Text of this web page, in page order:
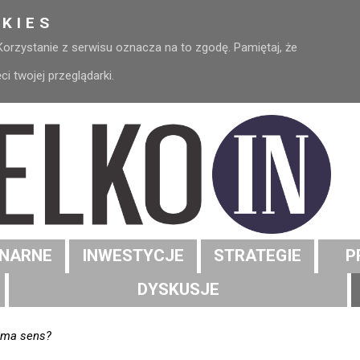
z serwisu oznacza na to zgodę. Pamiętaj, że
twojej przeglądarki.
INWESTYCJE STRATEGIE
DYSKUSJE
sens?